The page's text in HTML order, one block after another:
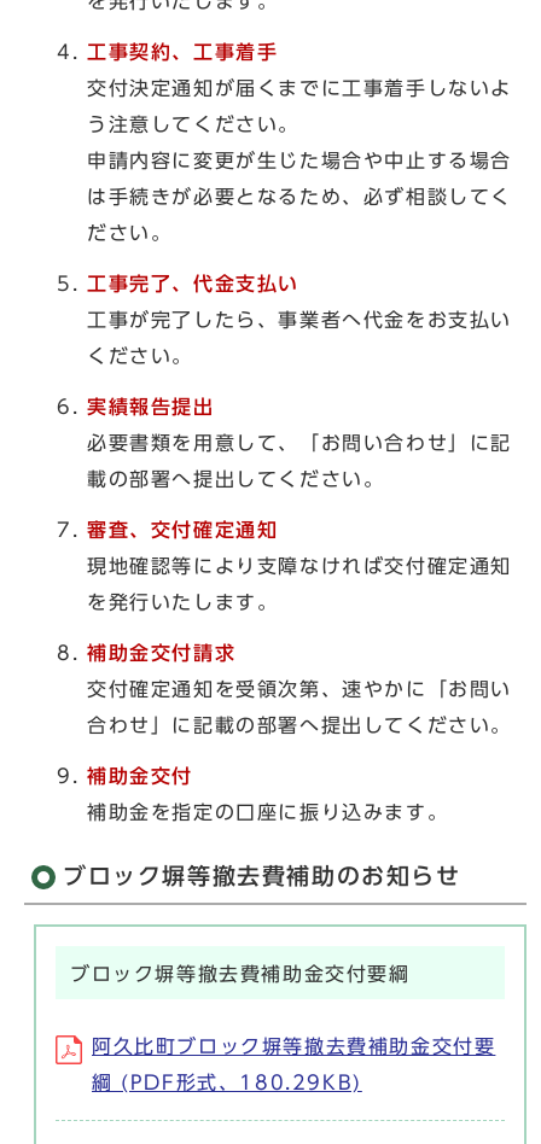
工事契約、工事着手
交付決定通知が届くまでに工事着手しないよ
う注意してください。
申請内容に変更が生じた場合や中止する場合
は手続きが必要となるため、必ず相談してく
ださい。
工事完了、代金支払い
工事が完了したら、事業者へ代金をお支払い
ください。
実績報告提出
必要書類を用意して、「お問い合わせ」に記
載の部署へ提出してください。
審査、交付確定通知
現地確認等により支障なければ交付確定通知
を発行いたします。
補助金交付請求
交付確定通知を受領次第、速やかに「お問い
合わせ」に記載の部署へ提出してください。
補助金交付
補助金を指定の口座に振り込みます。
ブロック塀等撤去費補助のお知らせ
ブロック塀等撤去費補助金交付要綱
阿久比町ブロック塀等撤去費補助金交付要
綱 (PDF形式、180.29KB)